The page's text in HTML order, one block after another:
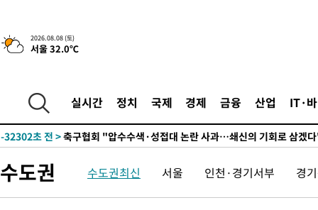
2026.08.08 (토)
서울 32.0℃
실시간 정치 국제 경제 금융 산업 IT·
-12586초 전 >
-32302초 전 >축구협회 "압수수색·성접대 논란 사과…쇄신의 기회로 삼겠
송"
-19440초 전 >
'최고 37도' 폭염 지속…강원동해안 최대 150㎜ 비
-12566초 전 >[속보]뉴욕증시 상승 마감…S&P 0.6% 나스닥 1.3%↑
수도권 수도권최신 서울 인천·경기서부 경